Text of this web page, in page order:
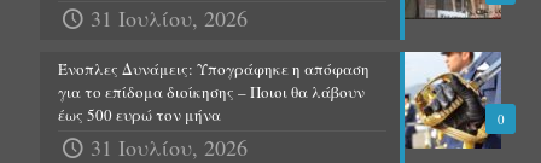
31 Ιουλίου, 2026
0
Ένοπλες Δυνάμεις: Υπογράφηκε η απόφαση
για το επίδομα διοίκησης – Ποιοι θα λάβουν
έως 500 ευρώ τον μήνα
31 Ιουλίου, 2026